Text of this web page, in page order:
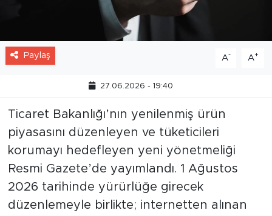
Paylaş A- A+
27.06.2026 - 19:40
Ticaret Bakanlığı’nın yenilenmiş ürün
piyasasını düzenleyen ve tüketicileri
korumayı hedefleyen yeni yönetmeliği
Resmi Gazete’de yayımlandı. 1 Ağustos
2026 tarihinde yürürlüğe girecek
düzenlemeyle birlikte; internetten alınan